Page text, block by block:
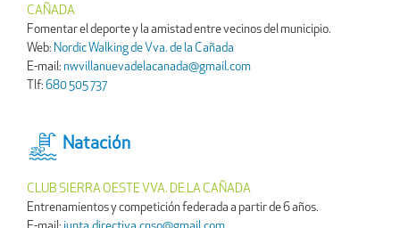
CAÑADA
Fomentar el deporte y la amistad entre vecinos del municipio.
Web: Nordic Walking de Vva. de la Cañada
E-mail: nwvillanuevadelacanada@gmail.com
Tlf: 680 505 737
Natación
CLUB SIERRA OESTE VVA. DE LA CAÑADA
Entrenamientos y competición federada a partir de 6 años.